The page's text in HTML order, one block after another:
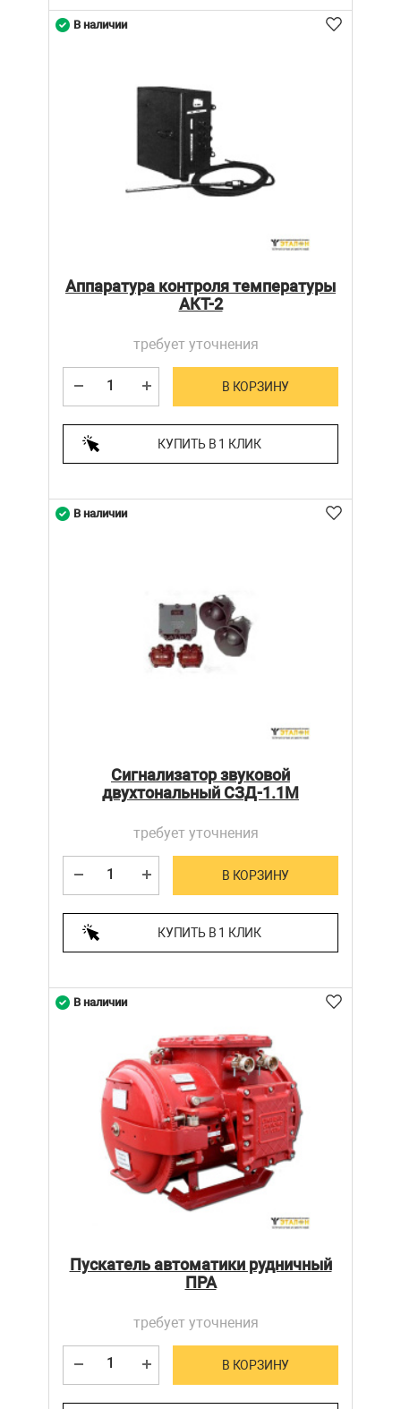
Аппаратура контроля температуры
АКТ-2
требует уточнения
В КОРЗИНУ
КУПИТЬ В 1 КЛИК
В наличии
Сигнализатор звуковой
двухтональный СЗД-1.1М
требует уточнения
В КОРЗИНУ
КУПИТЬ В 1 КЛИК
В наличии
Пускатель автоматики рудничный
ПРА
требует уточнения
В КОРЗИНУ
В наличии